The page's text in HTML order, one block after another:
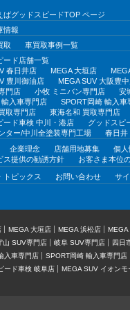
ばグッドスピードTOP ページ
情報
取
車買取事例一覧
ード店舗一覧
春日井店
MEGA 大垣店
豊川御油店
MEGA SUV 大阪豊
門店
小牧 ミニバン専門店 安
入車専門店
SPORT岡崎 輸入車
取専門店
東海名和 買取専門店
ード車検 中川・港店
グッドスピ
ター/中川全塗装専門工場
春日井
企業理念 店舗用地募集 個人
ス提供の勧誘方針
お客さま本位
トピックス お問い合わせ サ
MEGA 大垣店 MEGA 浜松店 MEGA
山 SUV専門店 岐阜 SUV専門店 四日
入車専門店 SPORT岡崎 輸入車専門店
ード車検 岐阜店
MEGA SUV イオンモ